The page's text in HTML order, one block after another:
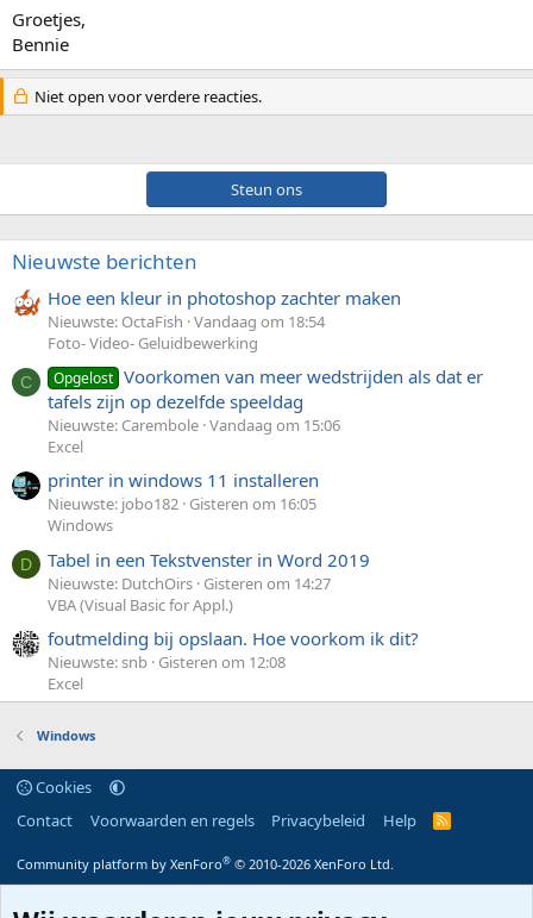
Groetjes,
Bennie
Niet open voor verdere reacties.
Steun ons
Nieuwste berichten
Hoe een kleur in photoshop zachter maken
Nieuwste: OctaFish Vandaag om 18:54
Foto- Video- Geluidbewerking
C Opgelost Voorkomen van meer wedstrijden als dat er
tafels zijn op dezelfde speeldag
Nieuwste: Carembole Vandaag om 15:06
Excel
printer in windows 11 installeren
Nieuwste: jobo182 Gisteren om 16:05
Windows
D Tabel in een Tekstvenster in Word 2019
Nieuwste: DutchOirs Gisteren om 14:27
VBA (Visual Basic for Appl.)
foutmelding bij opslaan. Hoe voorkom ik dit?
Nieuwste: snb Gisteren om 12:08
Excel
Windows
Cookies
Contact
Voorwaarden en regels Privacybeleid Help
R
Community platform by XenForo® © 2010-2026 XenForo Ltd.